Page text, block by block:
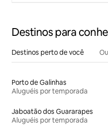
Destinos para
Destinos perto de você
Porto de Galinhas
Aluguéis por temporada
Jaboatão dos Guararapes
Aluguéis por temporada